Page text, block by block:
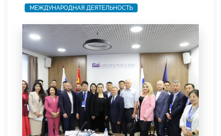
МЕЖДУНАРОДНАЯ ДЕЯТЕЛЬНОСТЬ